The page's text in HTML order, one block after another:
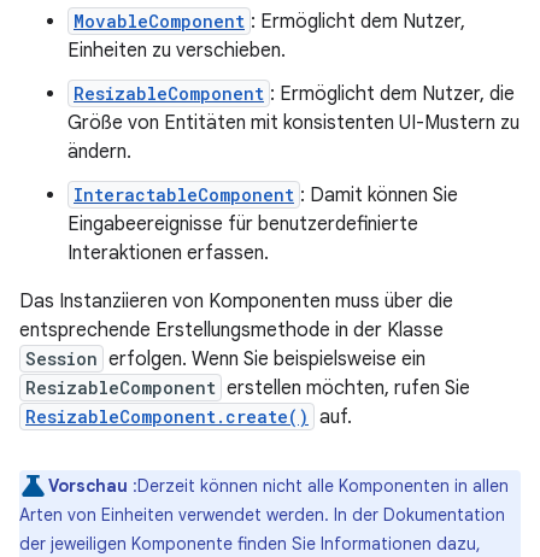
MovableComponent : Ermöglicht dem Nutzer,
Einheiten zu verschieben.
ResizableComponent : Ermöglicht dem Nutzer, die
Größe von Entitäten mit konsistenten UI-Mustern zu
ändern.
InteractableComponent : Damit können Sie
Eingabeereignisse für benutzerdefinierte
Interaktionen erfassen.
Das Instanziieren von Komponenten muss über die
entsprechende Erstellungsmethode in der Klasse
Session erfolgen. Wenn Sie beispielsweise ein
ResizableComponent erstellen möchten, rufen Sie
ResizableComponent.create() auf.
Vorschau :Derzeit können nicht alle Komponenten in allen
Arten von Einheiten verwendet werden. In der Dokumentation
der jeweiligen Komponente finden Sie Informationen dazu,